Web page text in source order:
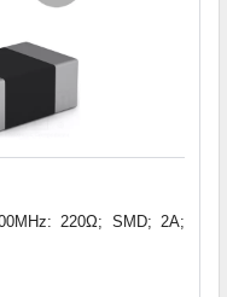
220Ω; SMD; 2A;